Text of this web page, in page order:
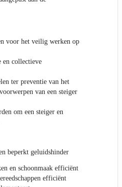
voor het veilig werken op
en collectieve
ter preventie van het
van een steiger
om een steiger en
beperkt geluidshinder
en schoonmaak efficiënt
efficiënt